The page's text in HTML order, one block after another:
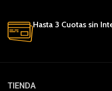
Hasta 3 Cuotas sin
TIENDA